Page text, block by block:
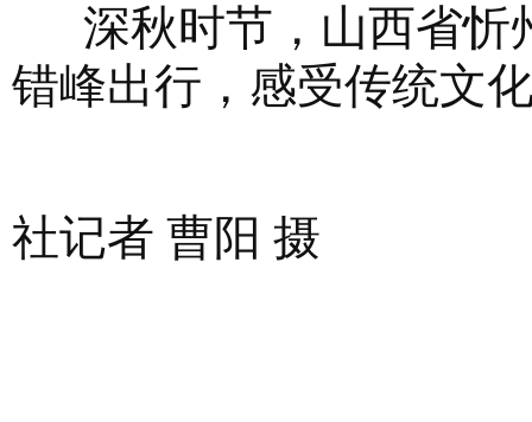
深秋时节，山西省忻
错峰出行，感受传统文
社记者 曹阳 摄